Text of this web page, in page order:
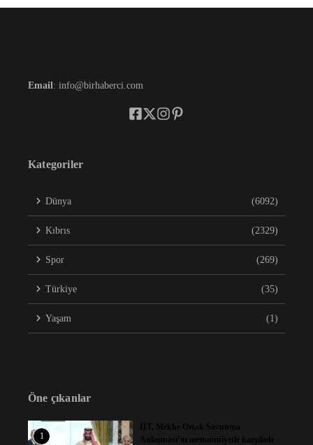
Email : info@birhaberci.com
Kategoriler
Dünya (6092)
Kıbrıs (2329)
Spor (269)
Türkiye (35)
Yaşam (1)
Öne çıkanlar
1
İİT, Mekke Ortak Savunma
Anlaşması’nı memnuniyetle karşıladı